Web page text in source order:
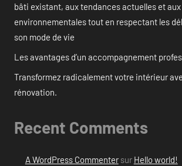
bâti existant, aux tendances actuelles et
environnementales tout en respectant les
son mode de vie
Les avantages d’un accompagnement
Transformez radicalement votre intérieur
rénovation.
Recent Comments
A WordPress Commentersur Hello world!